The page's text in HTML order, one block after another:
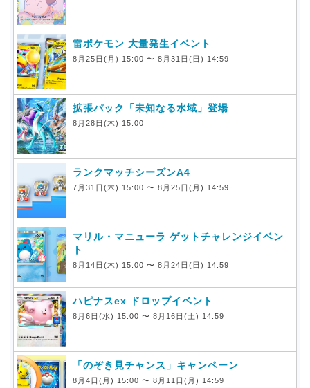
雷ポケモン 大量発生イベント
8月25日(月) 15:00 〜 8月31日(日) 14:59
拡張パック「未知なる水域」登場
8月28日(木) 15:00
ランクマッチシーズンA4
7月31日(木) 15:00 〜 8月25日(月) 14:59
マリル・マニューラ ゲットチャレンジイベン
ト
8月14日(木) 15:00 〜 8月24日(日) 14:59
ハピナスex ドロップイベント
8月6日(水) 15:00 〜 8月16日(土) 14:59
「のぞき見チャンス」キャンペーン
8月4日(月) 15:00 〜 8月11日(月) 14:59